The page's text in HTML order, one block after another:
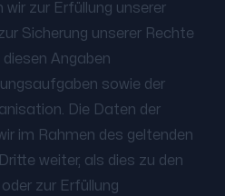
wir zur Erfüllung unserer
Sicherung unserer Rechte
Angaben
sowie der
Die Daten der
im Rahmen des geltenden
weiter, als dies zu den
zur Erfüllung